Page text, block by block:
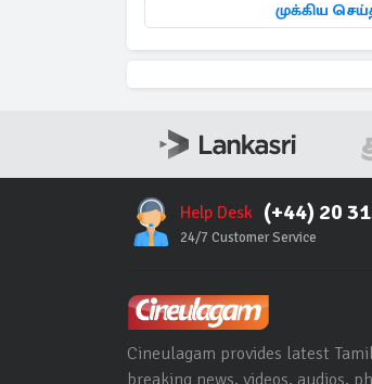
முக்கிய
Help Desk (+44) 20
24/7 Customer Service
Cineulagam provides latest